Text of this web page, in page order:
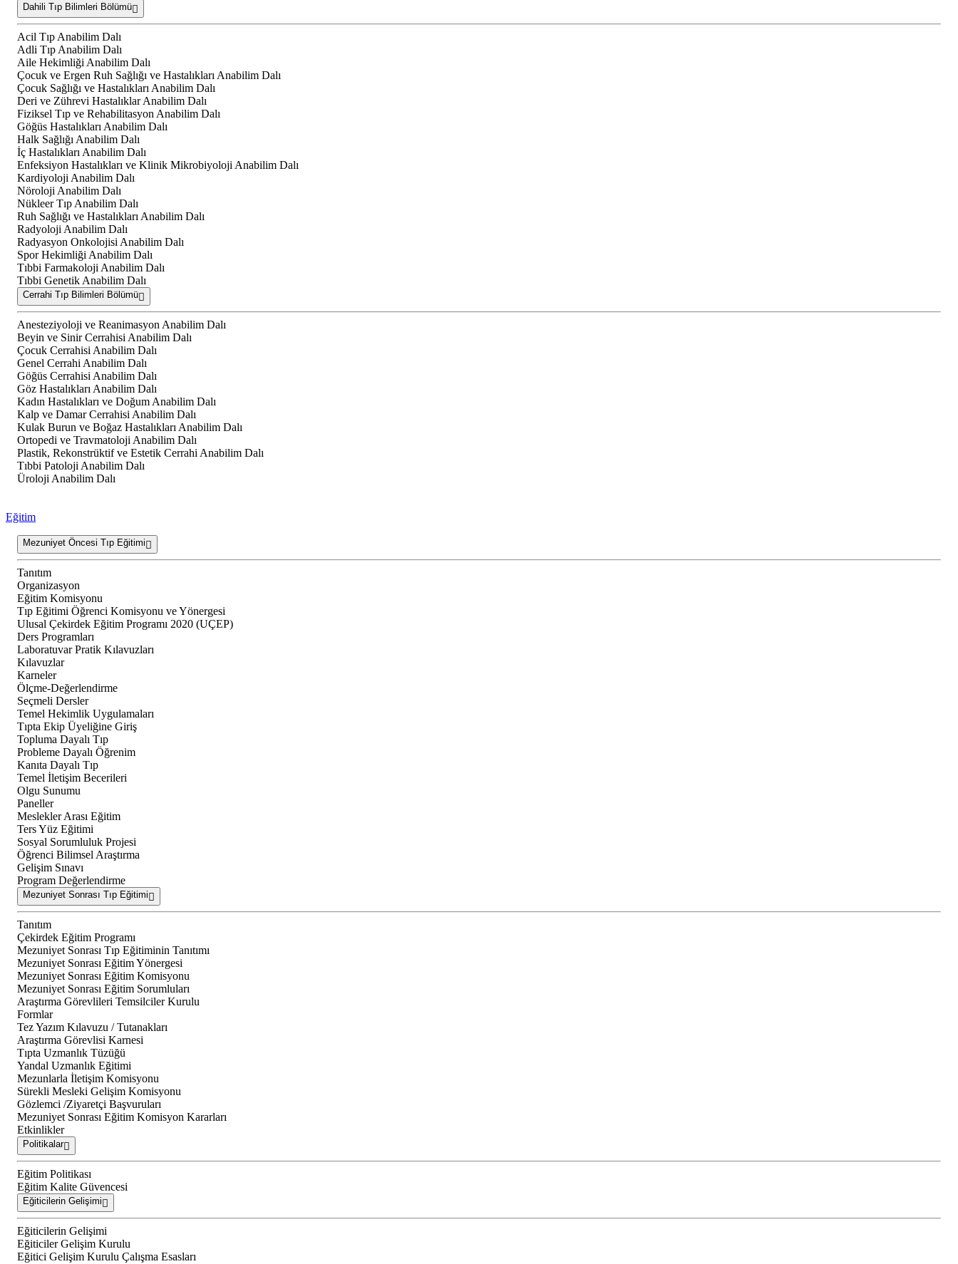
Dahili Tıp Bilimleri Bölümü
Acil Tıp Anabilim Dalı
Adli Tıp Anabilim Dalı
Aile Hekimliği Anabilim Dalı
Çocuk ve Ergen Ruh Sağlığı ve Hastalıkları Anabilim Dalı
Çocuk Sağlığı ve Hastalıkları Anabilim Dalı
Deri ve Zührevi Hastalıklar Anabilim Dalı
Fiziksel Tıp ve Rehabilitasyon Anabilim Dalı
Göğüs Hastalıkları Anabilim Dalı
Halk Sağlığı Anabilim Dalı
İç Hastalıkları Anabilim Dalı
Enfeksiyon Hastalıkları ve Klinik Mikrobiyoloji Anabilim Dalı
Kardiyoloji Anabilim Dalı
Nöroloji Anabilim Dalı
Nükleer Tıp Anabilim Dalı
Ruh Sağlığı ve Hastalıkları Anabilim Dalı
Radyoloji Anabilim Dalı
Radyasyon Onkolojisi Anabilim Dalı
Spor Hekimliği Anabilim Dalı
Tıbbi Farmakoloji Anabilim Dalı
Tıbbi Genetik Anabilim Dalı
Cerrahi Tıp Bilimleri Bölümü
Anesteziyoloji ve Reanimasyon Anabilim Dalı
Beyin ve Sinir Cerrahisi Anabilim Dalı
Çocuk Cerrahisi Anabilim Dalı
Genel Cerrahi Anabilim Dalı
Göğüs Cerrahisi Anabilim Dalı
Göz Hastalıkları Anabilim Dalı
Kadın Hastalıkları ve Doğum Anabilim Dalı
Kalp ve Damar Cerrahisi Anabilim Dalı
Kulak Burun ve Boğaz Hastalıkları Anabilim Dalı
Ortopedi ve Travmatoloji Anabilim Dalı
Plastik, Rekonstrüktif ve Estetik Cerrahi Anabilim Dalı
Tıbbi Patoloji Anabilim Dalı
Üroloji Anabilim Dalı
Eğitim
Mezuniyet Öncesi Tıp Eğitimi
Tanıtım
Organizasyon
Eğitim Komisyonu
Tıp Eğitimi Öğrenci Komisyonu ve Yönergesi
Ulusal Çekirdek Eğitim Programı 2020 (UÇEP)
Ders Programları
Laboratuvar Pratik Kılavuzları
Kılavuzlar
Karneler
Ölçme-Değerlendirme
Seçmeli Dersler
Temel Hekimlik Uygulamaları
Tıpta Ekip Üyeliğine Giriş
Topluma Dayalı Tıp
Probleme Dayalı Öğrenim
Kanıta Dayalı Tıp
Temel İletişim Becerileri
Olgu Sunumu
Paneller
Meslekler Arası Eğitim
Ters Yüz Eğitimi
Sosyal Sorumluluk Projesi
Öğrenci Bilimsel Araştırma
Gelişim Sınavı
Program Değerlendirme
Mezuniyet Sonrası Tıp Eğitimi
Tanıtım
Çekirdek Eğitim Programı
Mezuniyet Sonrası Tıp Eğitiminin Tanıtımı
Mezuniyet Sonrası Eğitim Yönergesi
Mezuniyet Sonrası Eğitim Komisyonu
Mezuniyet Sonrası Eğitim Sorumluları
Araştırma Görevlileri Temsilciler Kurulu
Formlar
Tez Yazım Kılavuzu / Tutanakları
Araştırma Görevlisi Karnesi
Tıpta Uzmanlık Tüzüğü
Yandal Uzmanlık Eğitimi
Mezunlarla İletişim Komisyonu
Sürekli Mesleki Gelişim Komisyonu
Gözlemci /Ziyaretçi Başvuruları
Mezuniyet Sonrası Eğitim Komisyon Kararları
Etkinlikler
Politikalar
Eğitim Politikası
Eğitim Kalite Güvencesi
Eğiticilerin Gelişimi
Eğiticilerin Gelişimi
Eğiticiler Gelişim Kurulu
Eğitici Gelişim Kurulu Çalışma Esasları